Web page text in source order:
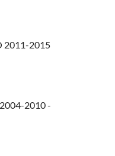
2011-2015
2010 -